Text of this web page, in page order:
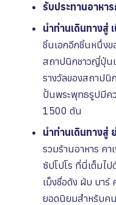
รับประทานอาหา
นำท่านเดินทางสู่
ชิ้นเอกอีกชิ้นหนึ่งข
สถาปนิกชาวญี่ปุ่นเ
รางวัลของสถาปนิ
ปั้นพระพุทธรูปมีค
1500 ตัน
นำท่านเดินทางสู่
รวมร้านอาหาร ค
ซัปโปโร ที่นี่เต็มไ
เม็งชื่อดัง ผับ บาร์
ยอดนิยมสำหรับค